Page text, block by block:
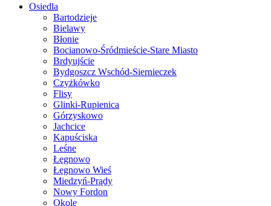
Osiedla
Bartodzieje
Bielawy
Błonie
Bocianowo-Śródmieście-Stare Miasto
Brdyujście
Bydgoszcz Wschód-Siernieczek
Czyżkówko
Flisy
Glinki-Rupienica
Górzyskowo
Jachcice
Kapuściska
Leśne
Łęgnowo
Łęgnowo Wieś
Miedzyń-Prądy
Nowy Fordon
Okole